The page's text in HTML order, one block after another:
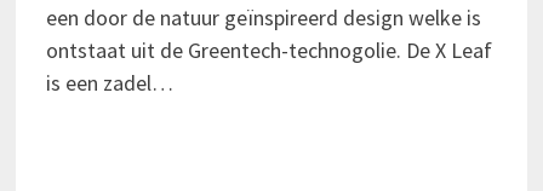
een door de natuur geïnspireerd design welke is
ontstaat uit de Greentech-technogolie. De X Leaf
is een zadel…